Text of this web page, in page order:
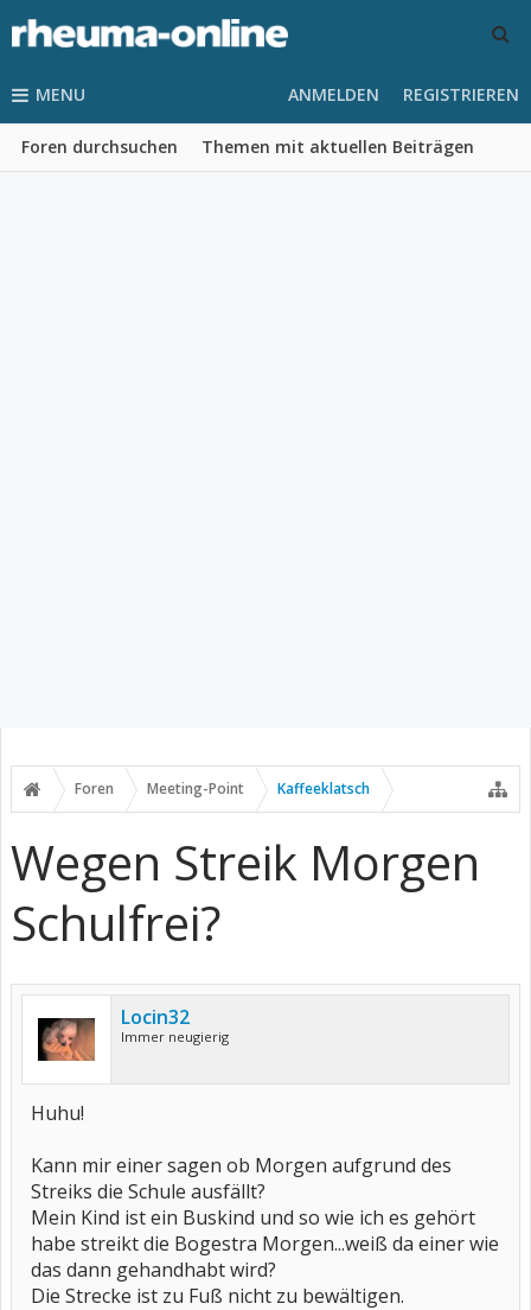
MENU
Foren durchsuchen Themen mit aktuellen Beiträgen
ANMELDEN REGISTRIEREN
Foren Meeting-Point Kaffeeklatsch
Wegen Streik Morgen
Schulfrei?
Locin32
Immer neugierig
Huhu!
Kann mir einer sagen ob Morgen aufgrund des
Streiks die Schule ausfällt?
Mein Kind ist ein Buskind und so wie ich es gehört
habe streikt die Bogestra Morgen...weiß da einer wie
das dann gehandhabt wird?
Die Strecke ist zu Fuß nicht zu bewältigen.